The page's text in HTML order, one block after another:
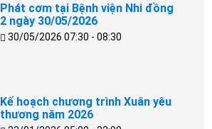
Phát cơm tại Bệnh viện Nhi đồng
2 ngày 30/05/2026
30/05/2026 07:30 - 08:30
Kế hoạch chương trình Xuân yêu
thương năm 2026